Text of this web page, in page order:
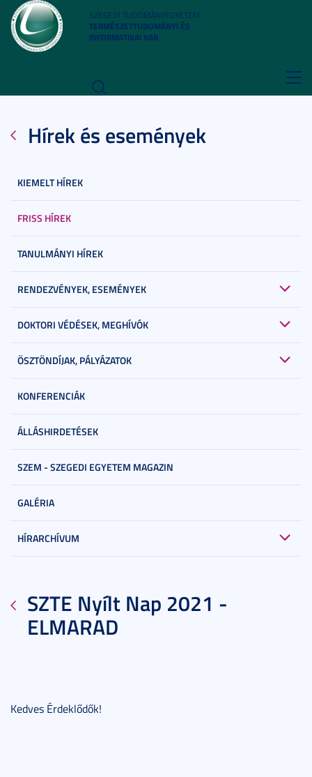
SZEGEDI TUDOMÁNYEGYETEM
TERMÉSZETTUDOMÁNYI ÉS
INFORMATIKAI KAR
Hírek és események
KIEMELT HÍREK
FRISS HÍREK
TANULMÁNYI HÍREK
RENDEZVÉNYEK, ESEMÉNYEK
DOKTORI VÉDÉSEK, MEGHÍVÓK
ÖSZTÖNDÍJAK, PÁLYÁZATOK
KONFERENCIÁK
ÁLLÁSHIRDETÉSEK
SZEM - SZEGEDI EGYETEM MAGAZIN
GALÉRIA
HÍRARCHÍVUM
SZTE Nyílt Nap 2021 -
ELMARAD
Kedves Érdeklődők!